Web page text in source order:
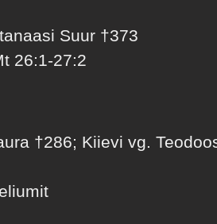
Suur †373
26:1-27:2
†286; Kiievi vg.